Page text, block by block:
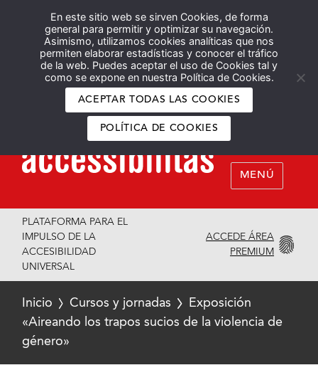
En este sitio web se sirven Cookies, de forma
general para permitir y optimizar su navegación.
Asimismo, utilizamos cookies analíticas que nos
permiten elaborar estadísticas y conocer el tráfico
de la web. Puedes aceptar el uso de Cookies tal y
como se expone en nuestra Política de Cookies.
ACEPTAR TODAS LAS COOKIES
POLÍTICA DE COOKIES
Español English
MENÚ
PLATAFORMA PARA EL
IMPULSO DE LA
ACCESIBILIDAD
UNIVERSAL
ACCEDE ÁREA
PREMIUM
Inicio Cursos y jornadas
Exposición
«Aireando los trapos sucios de la violencia de
género»